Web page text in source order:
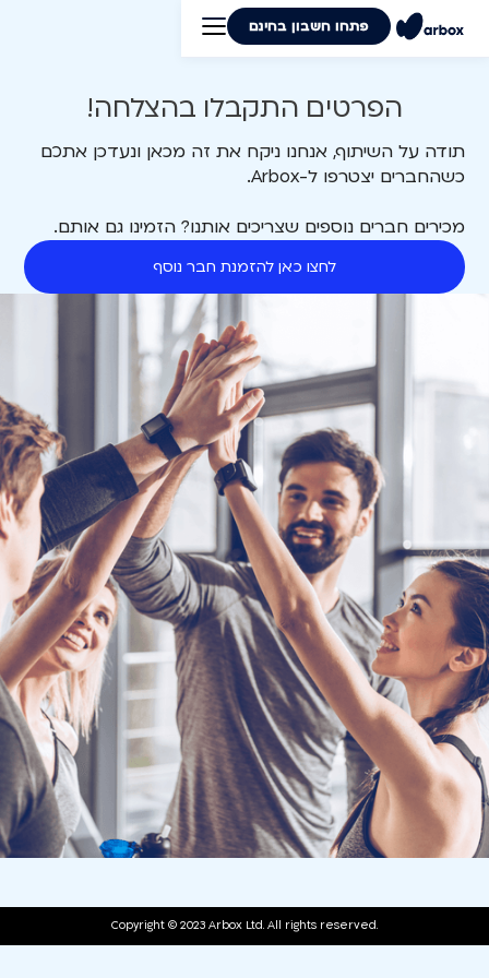
פתחו חשבון בחינם
הפרטים התקבלו בהצלחה!
תודה על השיתוף, אנחנו ניקח את זה מכאן ונעדכן אתכם
כשהחברים יצטרפו ל-Arbox.
מכירים חברים נוספים שצריכים אותנו? הזמינו גם אותם.
לחצו כאן להזמנת חבר נוסף
Copyright © 2023 Arbox Ltd. All rights reserved.